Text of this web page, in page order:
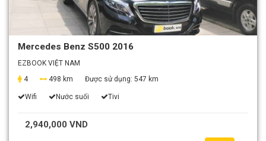
Mercedes Benz S500 2016
EZBOOK VIỆT NAM
4
498 km Được sử dụng: 547 km
Wifi Nước suối Tivi
2,940,000 VND